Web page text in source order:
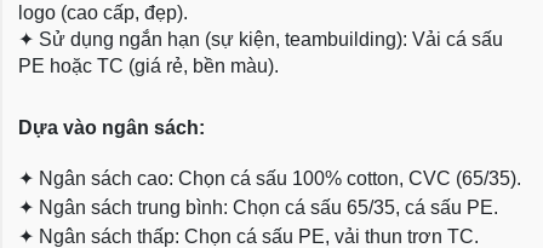
logo (cao cấp, đẹp).
✦ Sử dụng ngắn hạn (sự kiện, teambuilding): Vải cá sấu
PE hoặc TC (giá rẻ, bền màu).
Dựa vào ngân sách:
✦ Ngân sách cao: Chọn cá sấu 100% cotton, CVC (65/35).
✦ Ngân sách trung bình: Chọn cá sấu 65/35, cá sấu PE.
✦ Ngân sách thấp: Chọn cá sấu PE, vải thun trơn TC.